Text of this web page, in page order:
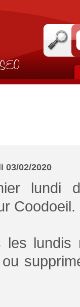
SEO
03/02/2020
lundi
Coodoeil.
les lundis